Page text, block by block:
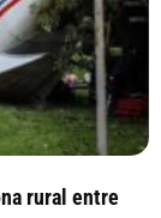
rural entre